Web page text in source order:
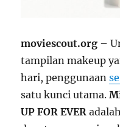
moviescout.org –
tampilan makeup
hari, penggunaan
satu kunci utama.
UP FOR EVER